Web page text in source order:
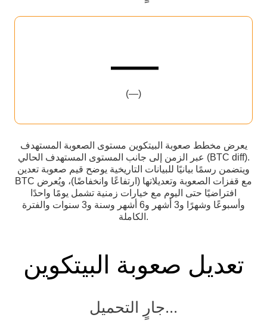
—
(—)
يعرض مخطط صعوبة البيتكوين مستوى الصعوبة المستهدف
عبر الزمن إلى جانب المستوى المستهدف الحالي (BTC diff).
ويتضمن رسمًا بيانيًا للبيانات التاريخية يوضح قيم صعوبة تعدين
BTC مع قفزات الصعوبة وتعديلاتها (ارتفاعًا وانخفاضًا)، ويُعرض
افتراضيًا حتى اليوم مع خيارات زمنية تشمل يومًا واحدًا
وأسبوعًا وشهرًا و3 أشهر و6 أشهر وسنة و3 سنوات والفترة
الكاملة.
تعديل صعوبة البيتكوين
جارٍ التحميل...